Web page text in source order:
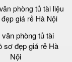
phòng tủ tài
sơ đẹp giá rẻ Hà
Nội